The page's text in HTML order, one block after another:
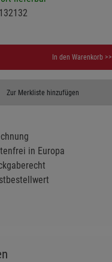
132132
In den Warenkorb >>
Zur Merkliste hinzufügen
in Europa